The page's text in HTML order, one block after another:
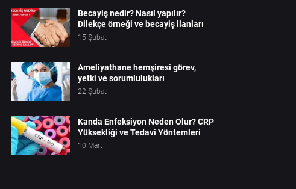
Becayiş nedir? Nasıl yapılır?
Dilekçe örneği ve becayiş ilanları
15 Şubat
Ameliyathane hemşiresi görev,
yetki ve sorumlulukları
22 Şubat
Kanda Enfeksiyon Neden Olur? CRP
Yüksekliği ve Tedavi Yöntemleri
10 Mart